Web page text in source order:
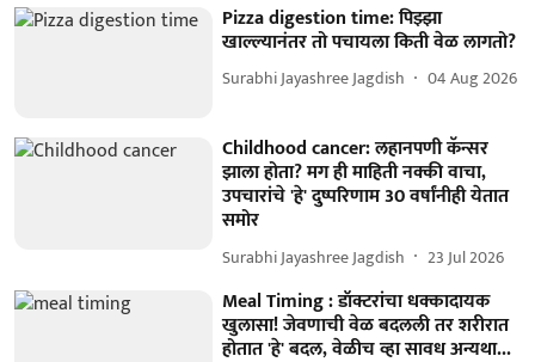
Pizza digestion time: पिझ्झा
खाल्ल्यानंतर तो पचायला किती वेळ लागतो?
Surabhi Jayashree Jagdish 04 Aug 2026
Childhood cancer: लहानपणी कॅन्सर
झाला होता? मग ही माहिती नक्की वाचा,
उपचारांचे 'हे' दुष्परिणाम 30 वर्षांनीही येतात
समोर
Surabhi Jayashree Jagdish 23 Jul 2026
Meal Timing : डॉक्टरांचा धक्कादायक
खुलासा! जेवणाची वेळ बदलली तर शरीरात
होतात 'हे' बदल, वेळीच व्हा सावध अन्यथा...